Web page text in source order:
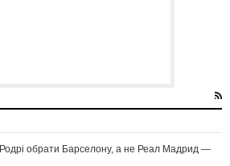
Родрі обрати Барселону, а не Реал Мадрид —